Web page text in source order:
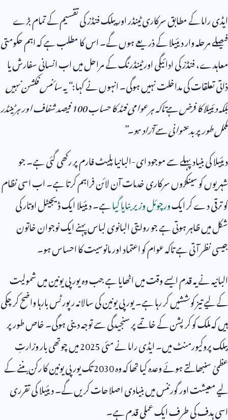
ایڈی راما کے مطابق سرکاری ٹینڈر اور پبلک فنڈز کی تقسیم کے تمام بڑے
فیصلے مرحلہ وار دیئیلا کے ذریعے ہوں گے۔ اس کا مطلب ہے کہ اہم حکومتی
معاہدے، فنڈز کی ادائیگی اور ٹینڈرنگ کے مراحل میں اب انسانی سفارش یا
ذاتی تعلقات کی مداخلت نہیں ہوگی۔ انہوں نے کہا:“یہ سائنس فکشن نہیں
بلکہ دیئیلا کا فرض ہے تاکہ ہر عوامی فنڈ کا حساب100فیصد شفاف اور ہر ٹینڈر
مکمل طور پر بدعنوانی سے آزاد ہو۔”
دیئیلا کی بنیاد پہلے سے موجود ای-البانیا پلیٹ فارم پر رکھی گئی ہے۔ جو
شہریوں کو سینکڑوں سرکاری خدمات آن لائن فراہم کرتا ہے۔ اب اسی نظام
کو ترقی دے کر ایکورچوئل وزیر بنایا گیاہے۔ دیئیلا ایک ڈیجیٹل اوتار کی
شکل میں ظاہر ہوتی ہے جو روایتی البانوی لباس پہنے ایک نوجوان خاتون
جیسی نظر آتی ہے تاکہ عوام کو اعتماد اور مانوسیت کا احساس ہو۔
البانیہ نے یہ قدم ایسے وقت میں اٹھایا ہے جب وہ یورپی یونین میں شمولیت
کے لیے تیز کوششیں کر رہا ہے۔ یورپی یونین کی سالانہ رپورٹس بارہا واضح کر چکی
ہیں کہ ملک کو کرپشن کے خاتمے پر سنجیدگی سے توجہ دینی ہوگی۔ خاص طور پر
پبلک پروکیورمنٹ میں۔ ایڈی راما نے مئی2025میں چوتھی بار وزارتِ
عظمیٰ سنبھالتے ہوئے وعدہ کیا تھا کہ وہ2030تک یورپی یونین کا رکن بننے کے
لیے معیشت اور گورننس میں بنیادی اصلاحات کریں گے۔ دیئیلا کی تقرری
اسی ہدف کی طرف ایک عملی قدم ہے۔